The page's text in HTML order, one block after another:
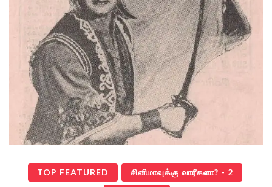
TOP FEATURED சினிமாவுக்கு வாரீகளா? - 2